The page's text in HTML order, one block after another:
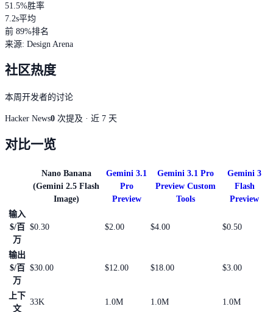
51.5%胜率
7.2s平均
前 89%排名
来源: Design Arena
社区热度
本周开发者的讨论
Hacker News0 次提及 · 近 7 天
对比一览
Nano Banana
(Gemini 2.5 Flash
Image)
Gemini 3.1
Pro
Preview
Gemini 3.1 Pro
Preview Custom
Tools
Gemini 3
Flash
Preview
输入
$/百
万
$0.30 $2.00 $4.00 $0.50
输出
$/百
万
$30.00 $12.00 $18.00 $3.00
上下
文
33K 1.0M 1.0M 1.0M